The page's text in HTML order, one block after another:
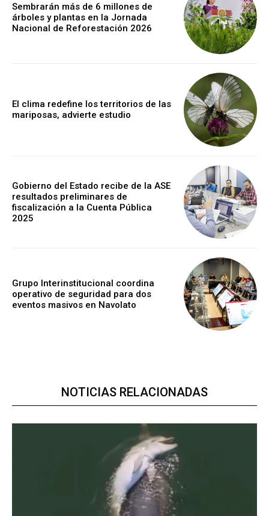
Sembrarán más de 6 millones de
árboles y plantas en la Jornada
Nacional de Reforestación 2026
El clima redefine los territorios de las
mariposas, advierte estudio
Gobierno del Estado recibe de la ASE
resultados preliminares de
fiscalización a la Cuenta Pública
2025
Grupo Interinstitucional coordina
operativo de seguridad para dos
eventos masivos en Navolato
NOTICIAS RELACIONADAS